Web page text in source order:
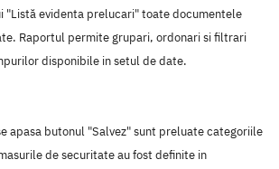
"Listă evidenta prelucari" toate documentele
Raportul permite grupari, ordonari si filtrari
disponibile in setul de date.
apasa butonul "Salvez" sunt preluate categoriile
de securitate au fost definite in